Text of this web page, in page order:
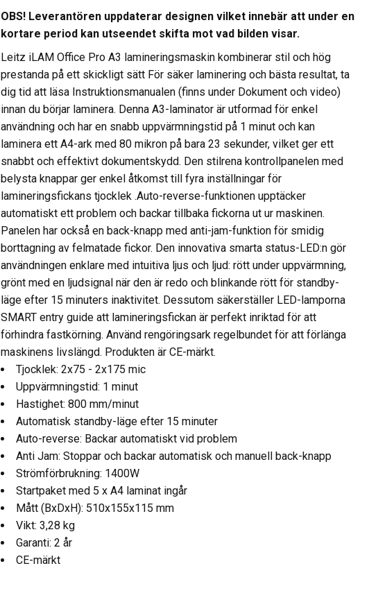
OBS! Leverantören uppdaterar designen vilket innebär att under en
kortare period kan utseendet skifta mot vad bilden visar.
Leitz iLAM Office Pro A3 lamineringsmaskin kombinerar stil och hög
prestanda på ett skickligt sätt För säker laminering och bästa resultat, ta
dig tid att läsa Instruktionsmanualen (finns under Dokument och video)
innan du börjar laminera. Denna A3-laminator är utformad för enkel
användning och har en snabb uppvärmningstid på 1 minut och kan
laminera ett A4-ark med 80 mikron på bara 23 sekunder, vilket ger ett
snabbt och effektivt dokumentskydd. Den stilrena kontrollpanelen med
belysta knappar ger enkel åtkomst till fyra inställningar för
lamineringsfickans tjocklek .Auto-reverse-funktionen upptäcker
automatiskt ett problem och backar tillbaka fickorna ut ur maskinen.
Panelen har också en back-knapp med anti-jam-funktion för smidig
borttagning av felmatade fickor. Den innovativa smarta status-LED:n gör
användningen enklare med intuitiva ljus och ljud: rött under uppvärmning,
grönt med en ljudsignal när den är redo och blinkande rött för standby-
läge efter 15 minuters inaktivitet. Dessutom säkerställer LED-lamporna
SMART entry guide att lamineringsfickan är perfekt inriktad för att
förhindra fastkörning. Använd rengöringsark regelbundet för att förlänga
maskinens livslängd. Produkten är CE-märkt.
Tjocklek: 2x75 - 2x175 mic
Uppvärmningstid: 1 minut
Hastighet: 800 mm/minut
Automatisk standby-läge efter 15 minuter
Auto-reverse: Backar automatiskt vid problem
Anti Jam: Stoppar och backar automatisk och manuell back-knapp
Strömförbrukning: 1400W
Startpaket med 5 x A4 laminat ingår
Mått (BxDxH): 510x155x115 mm
Vikt: 3,28 kg
Garanti: 2 år
CE-märkt